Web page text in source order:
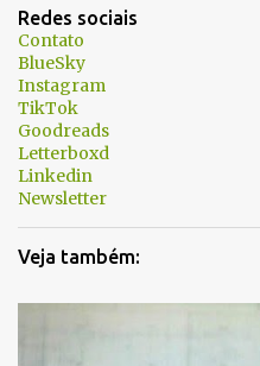
Redes sociais
Contato
BlueSky
Instagram
TikTok
Goodreads
Letterboxd
Linkedin
Newsletter
Veja também: